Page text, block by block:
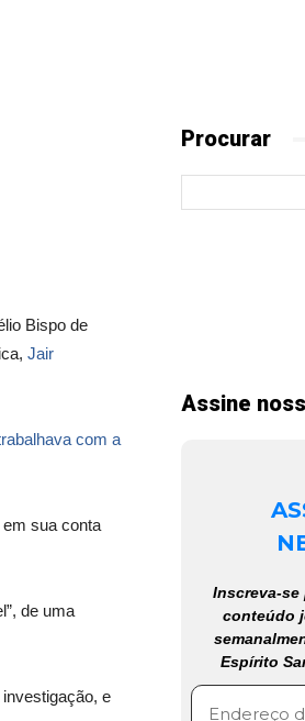
Bispo de
Jair
com a
sua conta
de uma
e
Procurar
Assine
Inscreva-se
conteúdo
Espírito